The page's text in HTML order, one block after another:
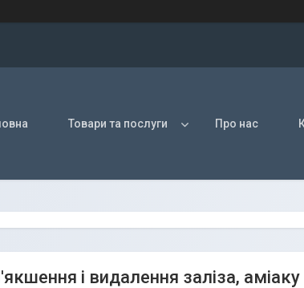
Товари та послуги Про нас
і видалення заліза,